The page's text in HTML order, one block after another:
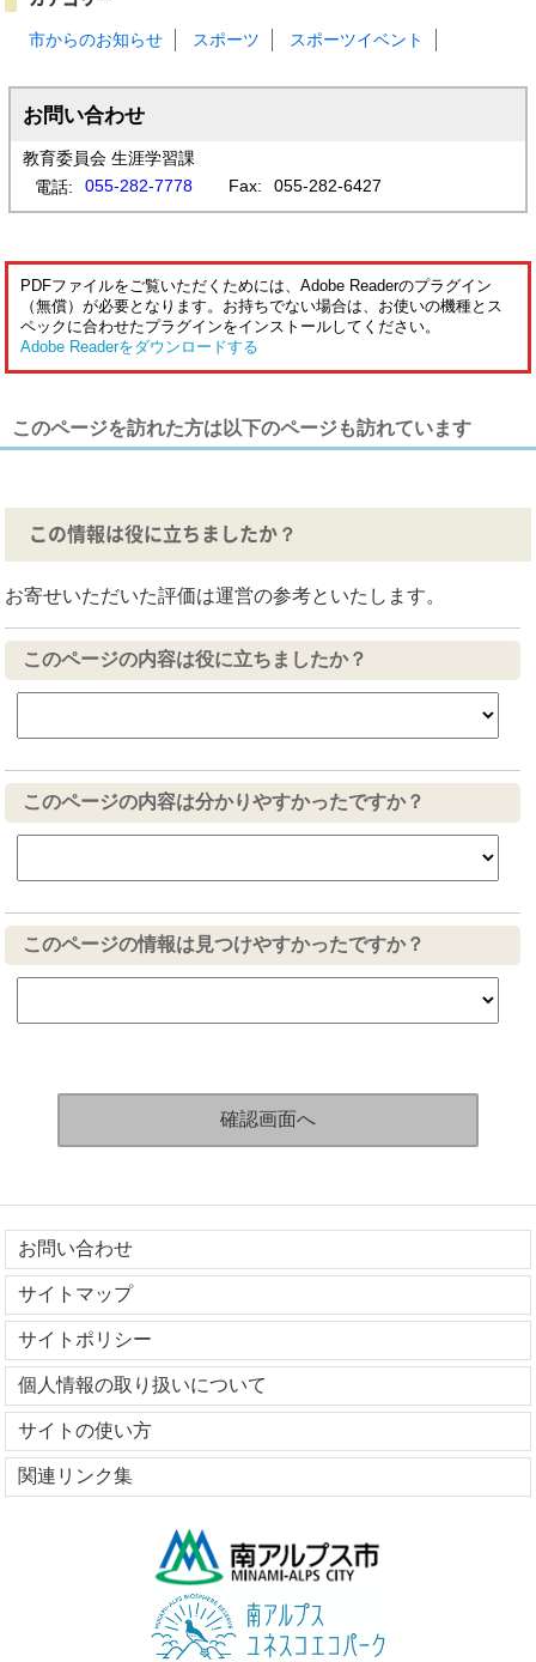
市からのお知らせ スポーツ スポーツイベント
お問い合わせ
教育委員会 生涯学習課
電話:
055-282-7778 Fax: 055-282-6427
PDFファイルをご覧いただくためには、Adobe Readerのプラグイン
（無償）が必要となります。お持ちでない場合は、お使いの機種とス
ペックに合わせたプラグインをインストールしてください。
Adobe Readerをダウンロードする
このページを訪れた方は以下のページも訪れています
この情報は役に立ちましたか？
お寄せいただいた評価は運営の参考といたします。
このページの内容は役に立ちましたか？
このページの内容は分かりやすかったですか？
このページの情報は見つけやすかったですか？
お問い合わせ
サイトマップ
サイトポリシー
個人情報の取り扱いについて
サイトの使い方
関連リンク集